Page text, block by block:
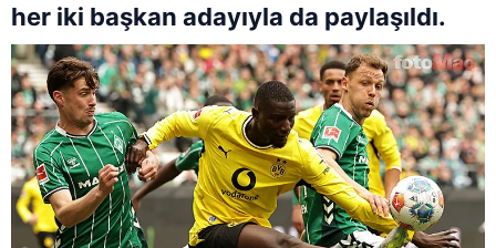
her iki başkan adayıyla da paylaşıldı.